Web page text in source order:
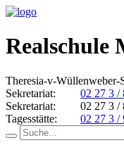
Realschule
Theresia-v-Wüllenweber-
Sekretariat:
02 27 3 /
Sekretariat:
02 27 3 /
Tagesstätte:
02 27 3 /